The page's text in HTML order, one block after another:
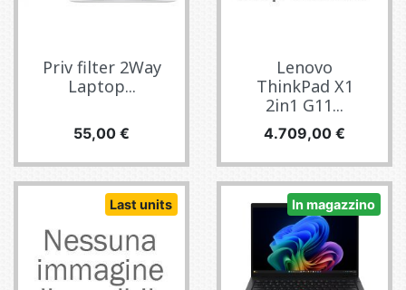
Priv filter 2Way
Laptop...
Prezzo
55,00 €
Lenovo
ThinkPad X1
2in1 G11...
Prezzo
4.709,00 €
Last units In magazzino